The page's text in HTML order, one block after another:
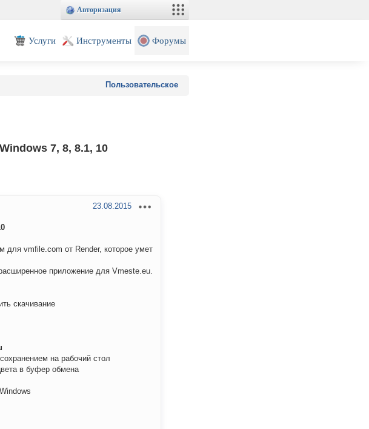
Авторизация
Услуги Инструменты Форумы
Пользовательское
7, 8, 8.1, 10
23.08.2015
для vmfile.com от Render, которое умет
приложение для Vmeste.eu.
скачивание
на рабочий стол
в буфер обмена